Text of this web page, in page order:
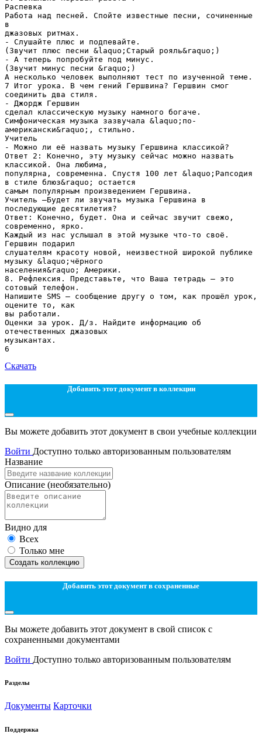
Скачать
Добавить этот документ в коллекции
Вы можете добавить этот документ в свои учебные коллекции
Войти Доступно только авторизованным пользователям
Название
Описание (необязательно)
Видно для
Всех
Только мне
Создать коллекцию
Добавить этот документ в сохраненные
Вы можете добавить этот документ в свой список с
сохраненными документами
Войти Доступно только авторизованным пользователям
Разделы
Документы Карточки
Поддержка